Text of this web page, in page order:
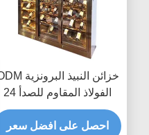
خزائن النبيذ البرونزية ODM
الفولاذ المقاوم للصدأ 24
بوصة ثلاجة النبيذ AC240V
احصل على افضل سعر